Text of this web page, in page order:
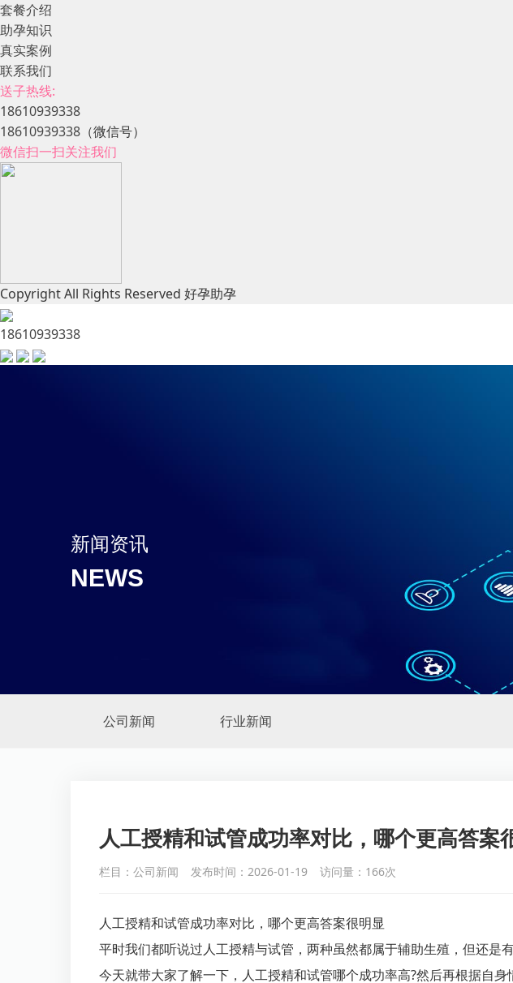
套餐介绍
助孕知识
真实案例
联系我们
送子热线:
18610939338
18610939338 （微信号）
微信扫一扫关注我们
Copyright All Rights Reserved 好孕助孕
18610939338
新闻资讯
NEWS
公司新闻 行业新闻
人工授精和试管成功率对比，哪个更高答案
栏目：公司新闻 发布时间：2026-01-19 访问量：166次
人工授精和试管成功率对比，哪个更高答案很明显
平时我们都听说过人工授精与试管，两种虽然都属于辅助生殖，但还是
今天就带大家了解一下，人工授精和试管哪个成功率高?然后再根据自身